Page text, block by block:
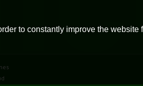
to constantly improve the website